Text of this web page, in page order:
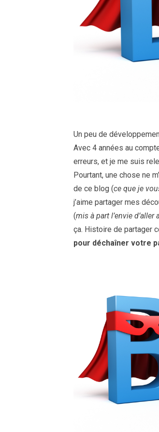
Un peu de
Avec 4 années au
erreurs, et je me suis
Pourtant, une chose ne
de ce blog (ce que je
j’aime partager mes
(mis à part l’envie d’aller
ça. Histoire de partager
pour déchaîner votre